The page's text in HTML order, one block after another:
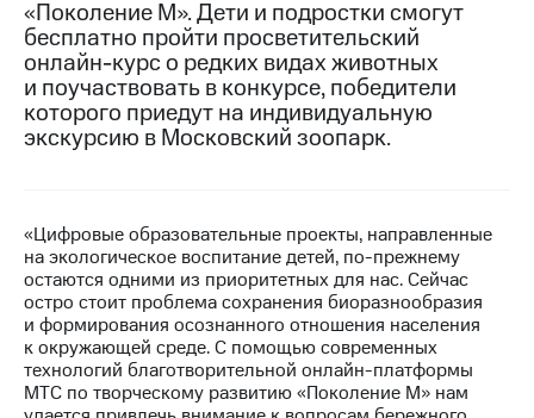
МТС
о технологиях
Достижения
Интервью
отчетность
Контакты
Новости
в
регионе
и акционерам
«Поколение М». Дети и подростки смогут
бесплатно пройти просветительский
онлайн-курс о редких видах животных
и поучаствовать в конкурсе, победители
которого приедут на индивидуальную
экскурсию в Московский зоопарк.
«Цифровые образовательные проекты, направленные
на экологическое воспитание детей, по-прежнему
остаются одними из приоритетных для нас. Сейчас
остро стоит проблема сохранения биоразнообразия
и формирования осознанного отношения населения
к окружающей среде. С помощью современных
технологий благотворительной онлайн-платформы
МТС по творческому развитию «Поколение М» нам